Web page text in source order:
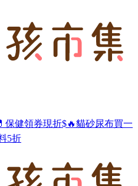
保健領券現折$🔥貓砂尿布買一
5折